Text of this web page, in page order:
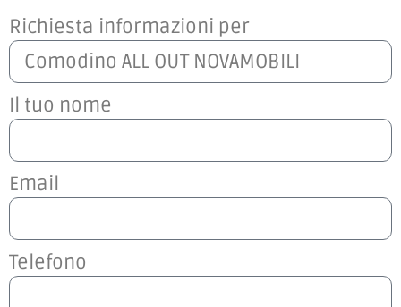
Richiesta informazioni per
Il tuo nome
Email
Telefono